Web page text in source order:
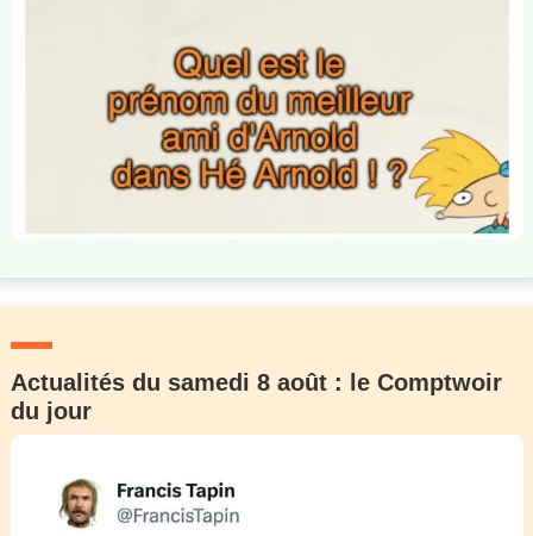
Actualités du samedi 8 août : le Comptwoir
du jour